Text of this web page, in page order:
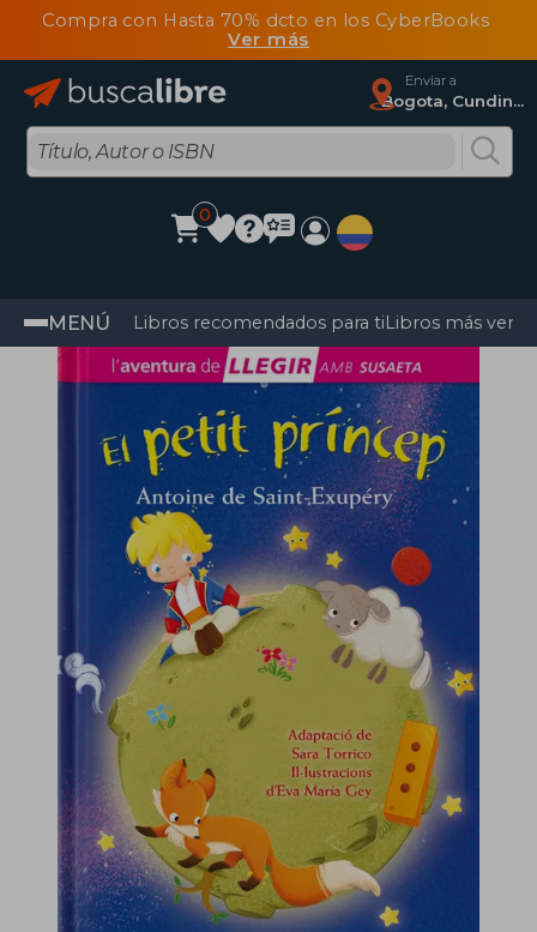
Compra con Hasta 70% dcto en los CyberBooks
Ver más
Enviar a
Bogota, Cundinamarca
0
MENÚ Libros recomendados para tiLibros más